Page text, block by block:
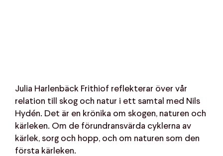
Julia Harlenbäck Frithiof reflekterar över vår
relation till skog och natur i ett samtal med Nils
Hydén. Det är en krönika om skogen, naturen och
kärleken. Om de förundransvärda cyklerna av
kärlek, sorg och hopp, och om naturen som den
första kärleken.